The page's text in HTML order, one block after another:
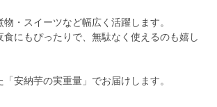
・スイーツなど幅広く活躍します。
食にもぴったりで、無駄なく使えるのも嬉し
安納芋の実重量」でお届けします。